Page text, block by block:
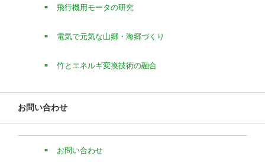
飛行機用モータの研究
電気で元気な山郷・海郷づくり
竹とエネルギ変換技術の融合
お問い合わせ
お問い合わせ